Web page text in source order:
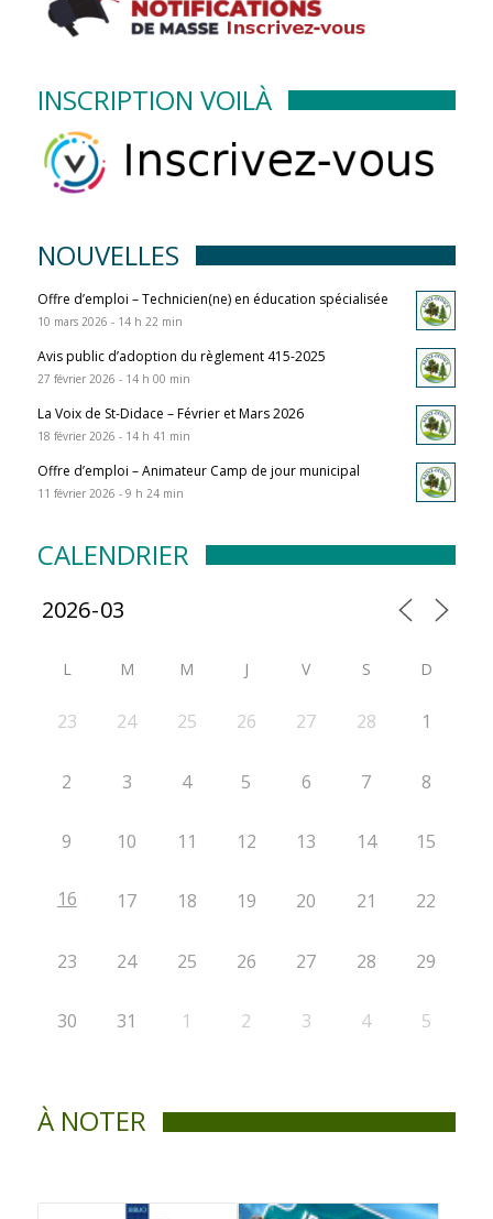
INSCRIPTION VOILÀ
NOUVELLES
Offre d’emploi – Technicien(ne) en éducation spécialisée
10 mars 2026 - 14 h 22 min
Avis public d’adoption du règlement 415-2025
27 février 2026 - 14 h 00 min
La Voix de St-Didace – Février et Mars 2026
18 février 2026 - 14 h 41 min
Offre d’emploi – Animateur Camp de jour municipal
11 février 2026 - 9 h 24 min
CALENDRIER
L M M J V S D
23 24 25 26 27 28 1
2 3 4 5 6 7 8
9 10 11 12 13 14 15
16 17 18 19 20 21 22
23 24 25 26 27 28 29
30 31 1 2 3 4 5
À NOTER